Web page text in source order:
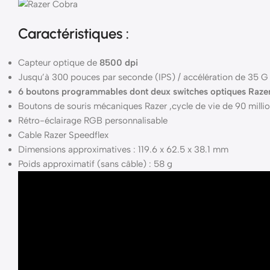
Caractéristiques :
Capteur optique de 8500 dpi
Jusqu’à 300 pouces par seconde (IPS) / accélération de 35 G
6 boutons programmables dont deux switches optiques
Boutons de souris mécaniques Razer ,cycle de vie de 90
Rétro-éclairage RGB personnalisable
Cable Razer Speedflex
Dimensions approximatives : 119.6 x 62.5 x 38.1 mm
Poids approximatif (sans câble) : 58 g